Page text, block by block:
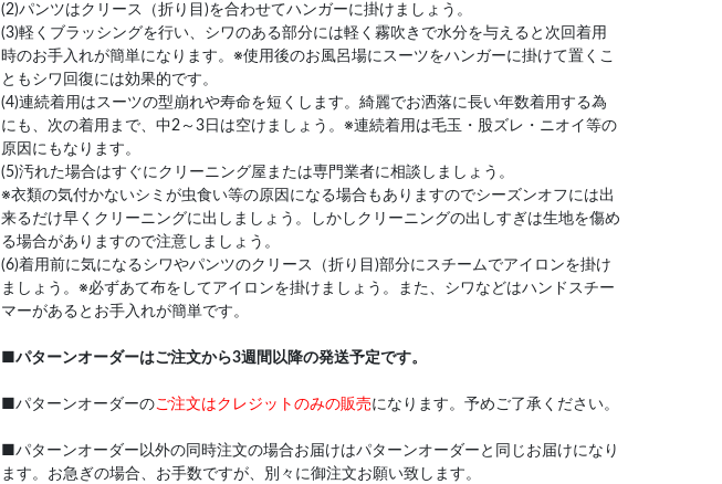
(2)パンツはクリース（折り目)を合わせてハンガーに掛けましょう。
(3)軽くブラッシングを行い、シワのある部分には軽く霧吹きで水分を与えると次回着用
時のお手入れが簡単になります。※使用後のお風呂場にスーツをハンガーに掛けて置くこ
ともシワ回復には効果的です。
(4)連続着用はスーツの型崩れや寿命を短くします。綺麗でお洒落に長い年数着用する為
にも、次の着用まで、中2～3日は空けましょう。※連続着用は毛玉・股ズレ・ニオイ等の
原因にもなります。
(5)汚れた場合はすぐにクリーニング屋または専門業者に相談しましょう。
※衣類の気付かないシミが虫食い等の原因になる場合もありますのでシーズンオフには出
来るだけ早くクリーニングに出しましょう。しかしクリーニングの出しすぎは生地を傷め
る場合がありますので注意しましょう。
(6)着用前に気になるシワやパンツのクリース（折り目)部分にスチームでアイロンを掛け
ましょう。※必ずあて布をしてアイロンを掛けましょう。また、シワなどはハンドスチー
マーがあるとお手入れが簡単です。
パターンオーダーはご注文から3週間以降の発送予定です。
■パターンオーダーのご注文はクレジットのみの販売になります。予めご了承ください。
■パターンオーダー以外の同時注文の場合お届けはパターンオーダーと同じお届けになり
ます。お急ぎの場合、お手数ですが、別々に御注文お願い致します。